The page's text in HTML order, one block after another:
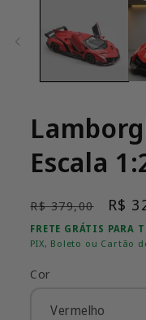
janela
modal
Escala
Preço
normal
R$ 379,00 R$
FRETE GRÁTIS PARA
PIX, Boleto ou Cartão
Cor